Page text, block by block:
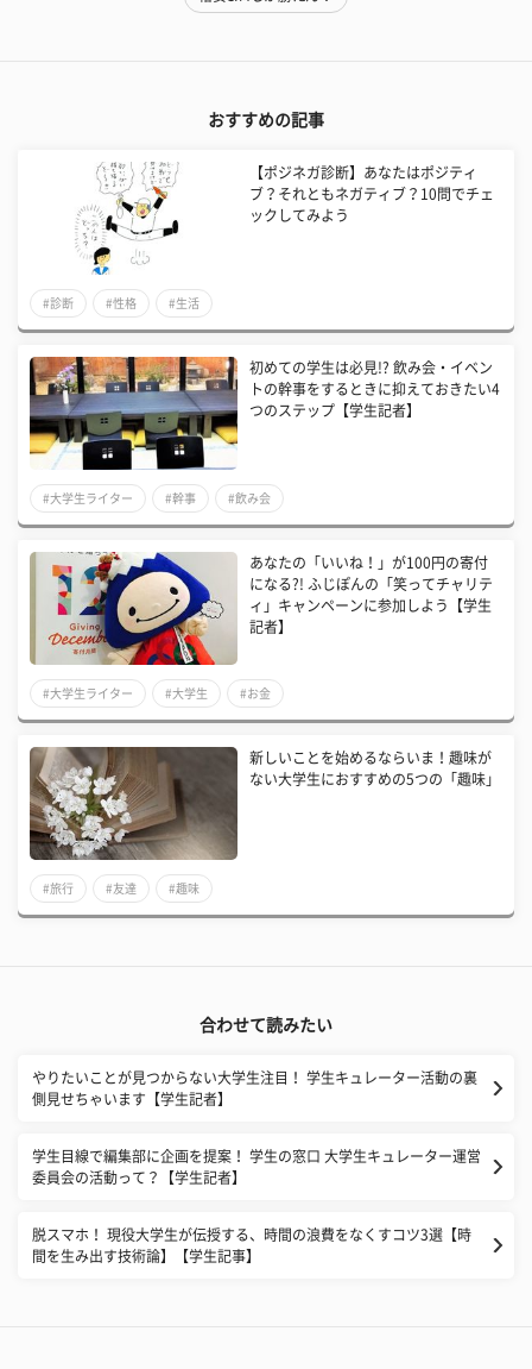
おすすめの記事
【ポジネガ診断】あなたはポジティ
ブ？それともネガティブ？10問でチェ
ックしてみよう
#診断 #性格 #生活
初めての学生は必見!? 飲み会・イベン
トの幹事をするときに抑えておきたい4
つのステップ【学生記者】
#大学生ライター #幹事 #飲み会
あなたの「いいね！」が100円の寄付
になる?! ふじぽんの「笑ってチャリテ
ィ」キャンペーンに参加しよう【学生
記者】
#大学生ライター #大学生 #お金
新しいことを始めるならいま！趣味が
ない大学生におすすめの5つの「趣味」
#旅行 #友達 #趣味
合わせて読みたい
やりたいことが見つからない大学生注目！ 学生キュレーター活動の裏
側見せちゃいます【学生記者】
学生目線で編集部に企画を提案！ 学生の窓口 大学生キュレーター運営
委員会の活動って？【学生記者】
脱スマホ！ 現役大学生が伝授する、時間の浪費をなくすコツ3選【時
間を生み出す技術論】【学生記事】